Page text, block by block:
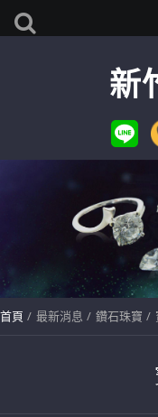
新
首頁 最新消息 鑽石珠寶